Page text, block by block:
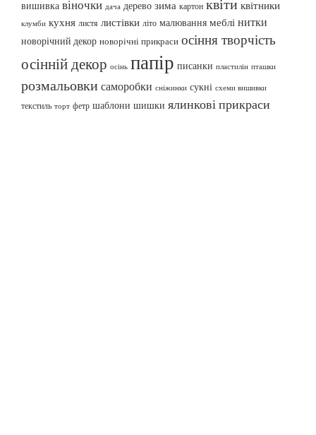
вишивка віночки дача дерево зима картон квіти квітники
клумби кухня листя листівки літо малювання меблі нитки
новорічний декор новорічні прикраси осіння творчість
осінній декор осінь папір писанки пластилін пташки
розмальовки саморобки сніжинки сукні схеми вишивки
текстиль торт фетр шаблони шишки ялинкові прикраси